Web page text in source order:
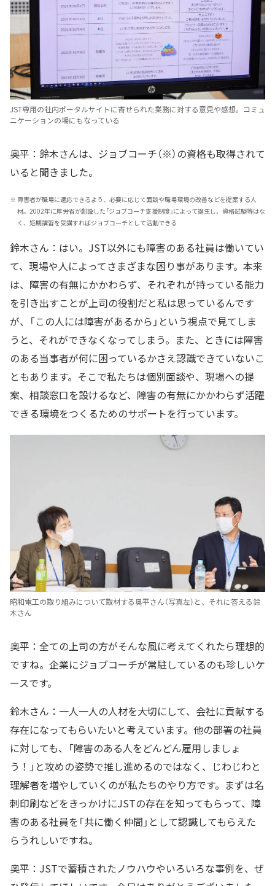
JST専用の社内ポータルサイトに寄せられた業務に対する意見や感想。コミュ
ニケーションの場にもなっている
奥平：鈴木さんは、ジョブコーチ（※）の資格も取得されて
いると聞きました。
※ 障害者が職場に適応できるよう、必要に応じて面談や職場環境の改善などを提案する人
材。2002年に厚労省が創設した「ジョブコーチ支援制度」によって誕生し、資格試験等はな
く、短期講習を受講すればジョブコーチとして活動できる
鈴木さん：はい。JST以外にも障害のある社員は働いてい
て、現場や人によってさまざまな困り事があります。本来
は、障害の有無にかかわらず、それぞれが持っている能力
を引き出すことが上司の役割だと私は思っているんです
が、「この人には障害があるから」という視点で見てしま
うと、それができなくなってしまう。また、ときには障害
のある当事者が何に困っているかさえ認識できていないこ
ともあります。そこで私たちは個別面談や、現場への提
案、相談窓口を設けるなど、障害の有無にかかわらず活躍
できる環境をつくるためのサポートを行っています。
昭和電工の取り組みについて取材する奥平さん（写真左）と、それに答える鈴
木さん
奥平：全ての上司の方がそんな風に考えてくれたら理想的
ですね。企業にジョブコーチが常駐しているのも珍しいケ
ースです。
鈴木さん：一人一人の人材を大切にして、会社に貢献する
存在になってもらいたいと考えています。他の部署の社員
に対しても、「障害のある人をどんどん雇用しましょ
う！」と攻めの姿勢で推し進めるのではなく、じわじわと
理解者を増やしていくのが私たちのやり方です。まずは名
刺印刷などをきっかけにJSTの存在を知ってもらって、障
害のある社員を「共に働く仲間」として認識してもらえた
らうれしいですね。
奥平：JSTで蓄積されたノウハウやいろいろな事例を、ぜ